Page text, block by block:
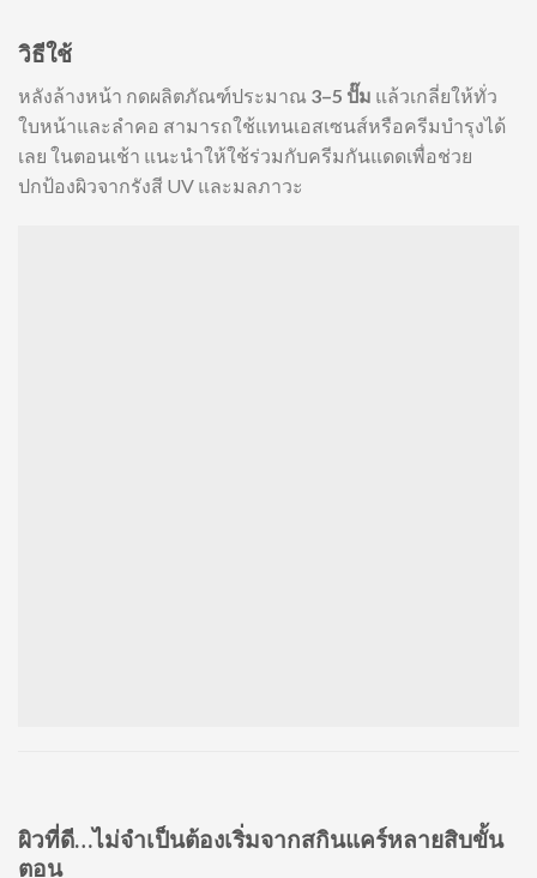
วิธีใช้
หลังล้างหน้า กดผลิตภัณฑ์ประมาณ 3–5 ปั๊ม แล้วเกลี่ยให้ทั่ว
ใบหน้าและลำคอ สามารถใช้แทนเอสเซนส์หรือครีมบำรุงได้
เลย ในตอนเช้า แนะนำให้ใช้ร่วมกับครีมกันแดดเพื่อช่วย
ปกป้องผิวจากรังสี UV และมลภาวะ
ผิวที่ดี…ไม่จำเป็นต้องเริ่มจากสกินแคร์หลายสิบขั้น
ตอน